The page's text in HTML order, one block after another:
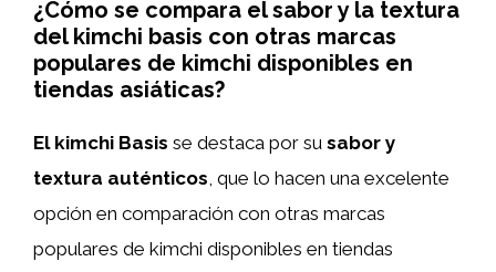
¿Cómo se compara el sabor y la textura
del kimchi basis con otras marcas
populares de kimchi disponibles en
tiendas asiáticas?
El kimchi Basis se destaca por su sabor y
textura auténticos, que lo hacen una excelente
opción en comparación con otras marcas
populares de kimchi disponibles en tiendas